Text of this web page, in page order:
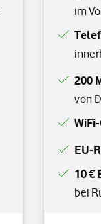
im
200
von
EU-
10 €
bei